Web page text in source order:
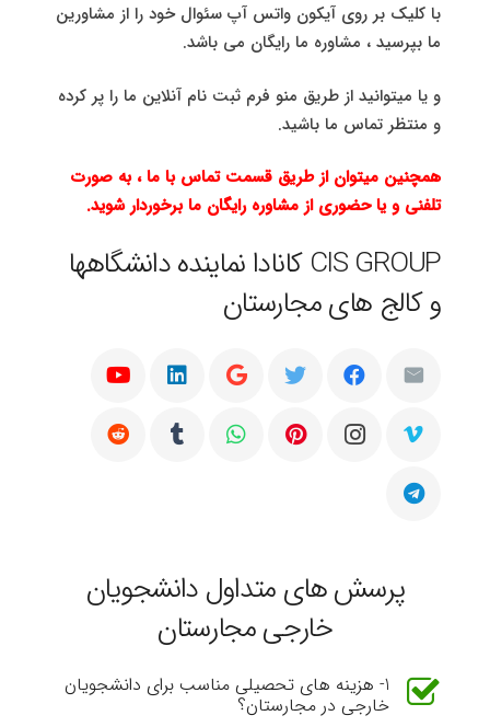
با کلیک بر روی آیکون واتس آپ سئوال خود را از مشاورین
ما بپرسید ، مشاوره ما رایگان می باشد.
و یا میتوانید از طریق منو فرم ثبت نام آنلاین ما را پر کرده
و منتظر تماس ما باشید.
همچنین میتوان از طریق قسمت تماس با ما ، به صورت
تلفنی و یا حضوری از مشاوره رایگان ما برخوردار شوید.
CIS GROUP کانادا نماینده دانشگاهها
و کالج های مجارستان
پرسش های متداول دانشجویان
خارجی مجارستان
1- هزینه های تحصیلی مناسب برای دانشجویان
خارجی در مجارستان؟